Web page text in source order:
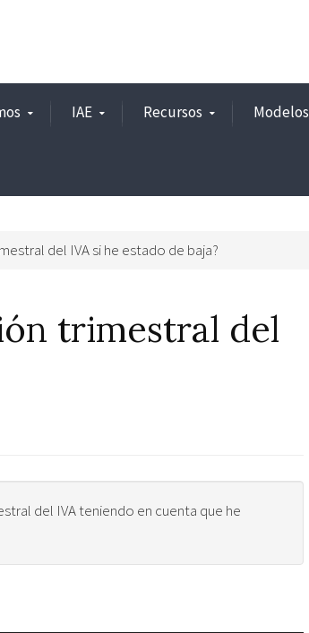
IAE Recursos Modelos
del IVA si he estado de baja?
trimestral del
del IVA teniendo en cuenta que he